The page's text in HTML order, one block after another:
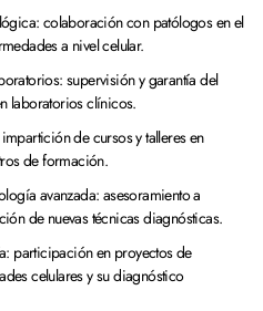
colaboración con patólogos en el
a nivel celular.
supervisión y garantía del
laboratorios clínicos.
de cursos y talleres en
de formación.
avanzada: asesoramiento a
de nuevas técnicas diagnósticas.
participación en proyectos de
celulares y su diagnóstico